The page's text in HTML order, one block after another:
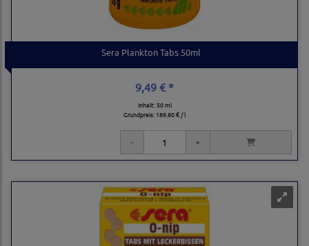
Sera Plankton Tabs 50ml
9,49 € *
Inhalt: 50 ml
Grundpreis: 189,80 € / l